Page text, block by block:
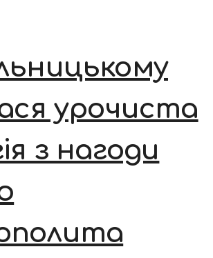
урочиста
з нагоди